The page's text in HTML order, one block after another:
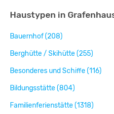
Haustypen in
Bauernhof (208)
Berghütte / Skihütte (255)
Besonderes und Schiffe (116)
Bildungsstätte (804)
Familienferienstätte (1318)